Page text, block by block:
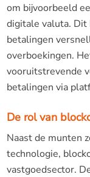
om bijvoorbeeld
digitale valuta. Dit
betalingen
overboekingen.
vooruitstrevende
betalingen via
De rol van
Naast de munten
technologie,
vastgoedsector.